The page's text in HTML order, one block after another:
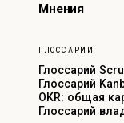
Мнения
ГЛОССАРИИ
Глоссарий
Глоссарий
OKR: общая
Глоссарий